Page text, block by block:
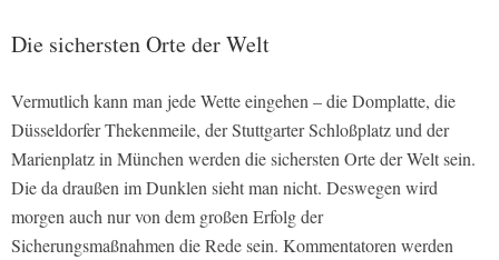
Die sichersten Orte der Welt
Vermutlich kann man jede Wette eingehen – die Domplatte, die
Düsseldorfer Thekenmeile, der Stuttgarter Schloßplatz und der
Marienplatz in München werden die sichersten Orte der Welt sein.
Die da draußen im Dunklen sieht man nicht. Deswegen wird
morgen auch nur von dem großen Erfolg der
Sicherungsmaßnahmen die Rede sein. Kommentatoren werden